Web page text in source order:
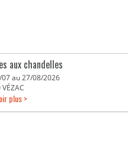
aux chandelles
07 au 27/08/2026
plus >